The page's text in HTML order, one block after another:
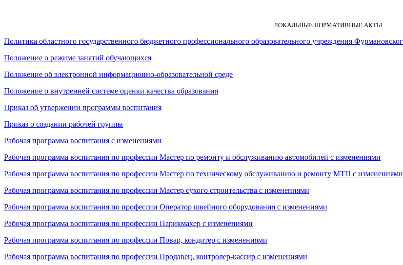
ЛОКАЛЬНЫЕ НОРМАТИВНЫЕ АКТЫ
Политика областного государственного бюджетного профессионального образовательного учреждения
Положение о режиме занятий обучающихся
Положение об электронной информационно-образовательной среде
Положение о внутренней системе оценки качества образования
Приказ об утвержении программы воспитания
Приказ о создании рабочей группы
Рабочая программа воспитания с изменениями
Рабочая программа воспитания по профессии Мастер по ремонту и обслуживанию автомобилей с изменениями
Рабочая программа воспитания по профессии Мастер по техническому обслуживанию и ремонту МТП с изменениями
Рабочая программа воспитания по профессии Мастер сухого строительства с изменениями
Рабочая программа воспитания по профессии Оператор швейного оборудования с изменениями
Рабочая программа воспитания по профессии Парикмахер с изменениями
Рабочая программа воспитания по профессии Повар, кондитер с изменениями
Рабочая программа воспитания по профессии Продавец, контролер-кассир с изменениями